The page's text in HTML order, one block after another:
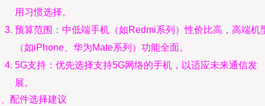
用习惯选择。
预算范围：中低端手机（如Redmi系列）性价比高，高端机
（如iPhone、华为Mate系列）功能全面。
5G支持：优先选择支持5G网络的手机，以适应未来通信发
展。
配件选择建议